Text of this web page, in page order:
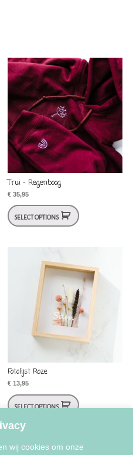
wij cookies om onze
Trui – Regenboog
€ 35,95
SELECT OPTIONS
Fotolijst Roze
€ 13,95
SELECT OPTIONS